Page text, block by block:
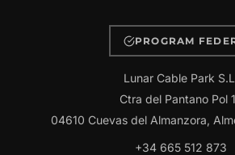
PROGRAM
Lunar Cable Park
Ctra del Pantano Pol
04610 Cuevas del Almanzora,
+34 665 512 873